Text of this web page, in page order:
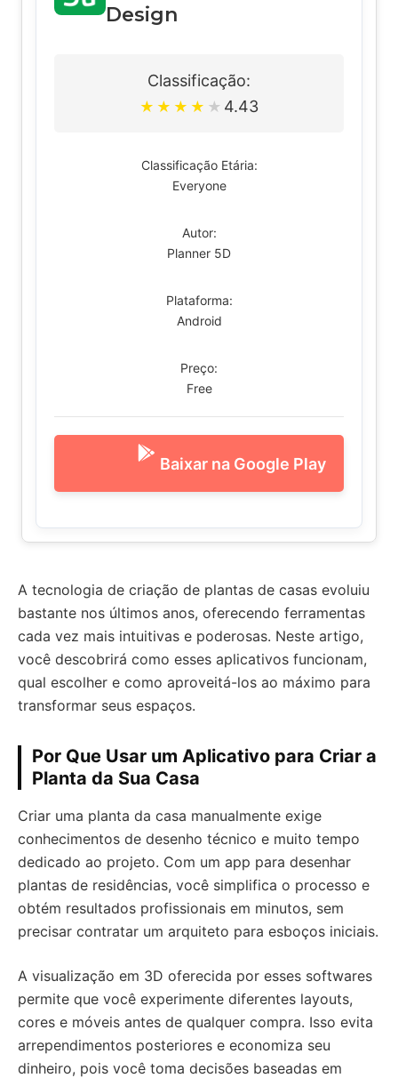
Design
Classificação:
★ ★ ★ ★ ★ 4.43
Classificação Etária:
Everyone
Autor:
Planner 5D
Plataforma:
Android
Preço:
Free
Baixar na Google Play
A tecnologia de criação de plantas de casas evoluiu
bastante nos últimos anos, oferecendo ferramentas
cada vez mais intuitivas e poderosas. Neste artigo,
você descobrirá como esses aplicativos funcionam,
qual escolher e como aproveitá-los ao máximo para
transformar seus espaços.
Por Que Usar um Aplicativo para Criar a
Planta da Sua Casa
Criar uma planta da casa manualmente exige
conhecimentos de desenho técnico e muito tempo
dedicado ao projeto. Com um app para desenhar
plantas de residências, você simplifica o processo e
obtém resultados profissionais em minutos, sem
precisar contratar um arquiteto para esboços iniciais.
A visualização em 3D oferecida por esses softwares
permite que você experimente diferentes layouts,
cores e móveis antes de qualquer compra. Isso evita
arrependimentos posteriores e economiza seu
dinheiro, pois você toma decisões baseadas em